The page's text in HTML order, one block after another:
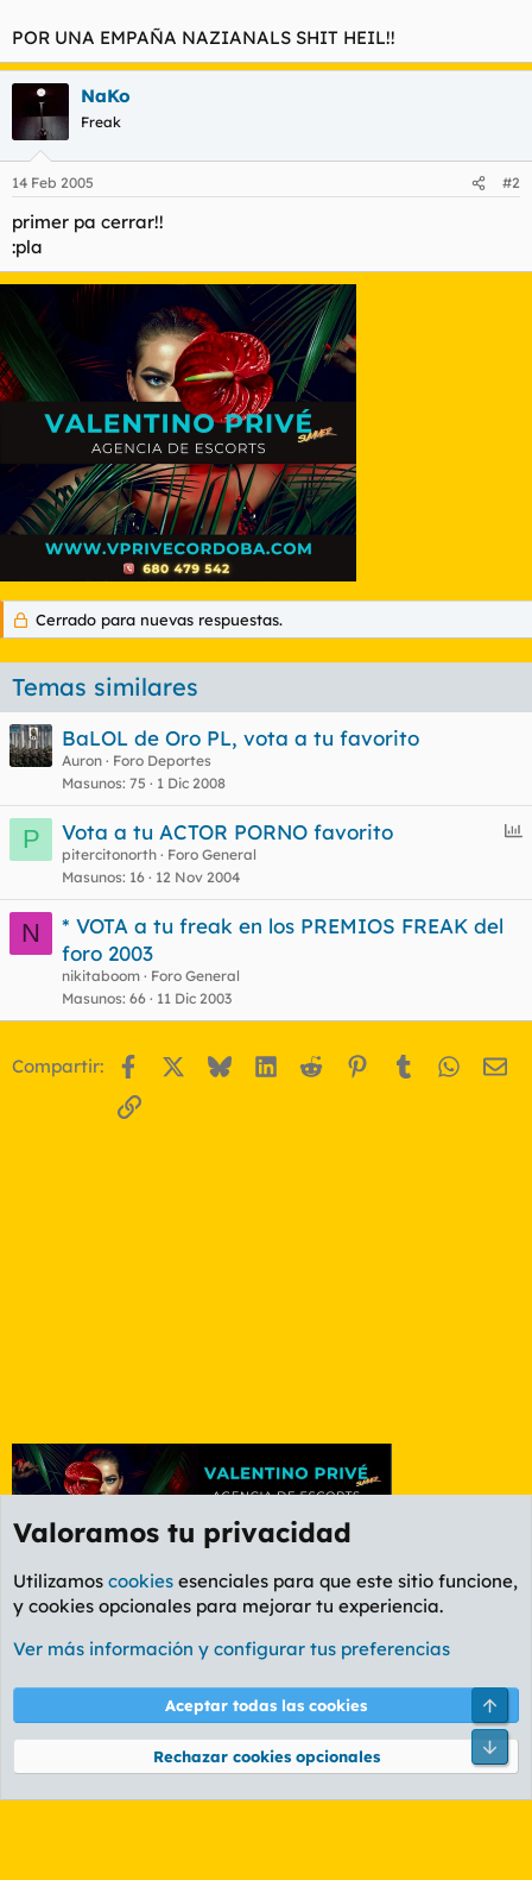
POR UNA EMPAÑA NAZIANALS SHIT HEIL!!
NaKo
Freak
14 Feb 2005 #2
primer pa cerrar!!
:pla
Cerrado para nuevas respuestas.
Temas similares
BaLOL de Oro PL, vota a tu favorito
Auron
Foro Deportes
Masunos 75 1 Dic 2008
P
E
u
Vota a tu ACTOR PORNO favorito
pitercitonorth
Foro General
Masunos 16 12 Nov 2004
N
* VOTA a tu freak en los PREMIOS FREAK del
foro 2003
nikitaboom
Foro General
Masunos 66 11 Dic 2003
Compartir: Facebook BlueskyLinkedIn
Reddit Pinterest
Tumblr
Enlace
Foro General
Cookies
PL OLDSTYLE AMARILLO
Términos y reglas Política de privacidad Ayuda
Community platform by XenForo® © 2010-2026 XenForo Ltd.
Valoramos tu privacidad
Utilizamos cookies esenciales para que este sitio funcione,
y cookies opcionales para mejorar tu experiencia.
Ver más información y configurar tus preferencias
Aceptar todas las cookies
Rechazar cookies opcionales
Pie